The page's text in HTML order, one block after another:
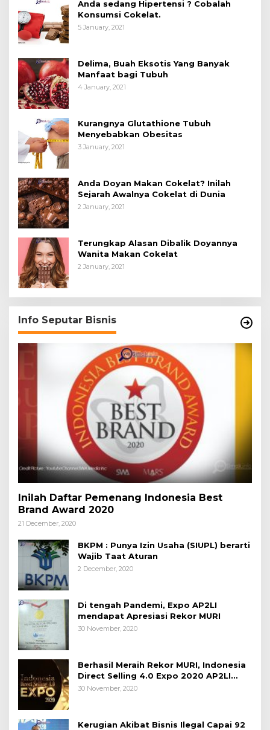
Anda sedang Hipertensi ? Cobalah
Konsumsi Cokelat.
5 January, 2021
Delima, Buah Eksotis Yang Banyak
Manfaat bagi Tubuh
4 January, 2021
Kurangnya Glutathione Tubuh
Menyebabkan Obesitas
3 January, 2021
Anda Doyan Makan Cokelat? Inilah
Sejarah Awalnya Cokelat di Dunia
2 January, 2021
Terungkap Alasan Dibalik Doyannya
Wanita Makan Cokelat
2 January, 2021
Info Seputar Bisnis
Inilah Daftar Pemenang Indonesia Best
Brand Award 2020
21 December, 2020
BKPM : Punya Izin Usaha (SIUPL) berarti
Wajib Taat Aturan
2 December, 2020
Di tengah Pandemi, Expo AP2LI
mendapat Apresiasi Rekor MURI
30 November, 2020
Berhasil Meraih Rekor MURI, Indonesia
Direct Selling 4.0 Expo 2020 AP2LI
berakhir sangat memuaskan
30 November, 2020
Kerugian Akibat Bisnis Ilegal Capai 92